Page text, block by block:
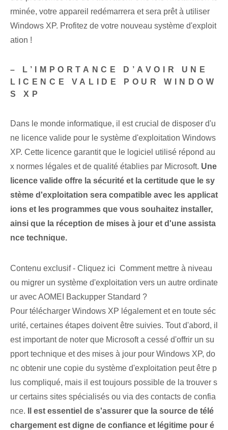
rminée, votre appareil redémarrera et sera prêt à utiliser
Windows XP. Profitez de votre nouveau système d'exploit
ation !
– L’IMPORTANCE D’AVOIR UNE
LICENCE VALIDE POUR WINDOW
S XP
Dans le monde informatique, il est crucial de disposer d'u
ne licence valide pour le système d'exploitation Windows
XP. Cette licence garantit que le logiciel utilisé répond au
x normes légales et de qualité établies par Microsoft. Une
licence valide offre la sécurité et la certitude que le sy
stème d'exploitation sera compatible avec les applicat
ions et les programmes que vous souhaitez installer,
ainsi que la réception de mises à jour et d'une assista
nce technique.
Contenu exclusif - Cliquez ici Comment mettre à niveau
ou migrer un système d'exploitation vers un autre ordinate
ur avec AOMEI Backupper Standard ?
Pour télécharger Windows XP légalement et en toute séc
urité, certaines étapes doivent être suivies. Tout d'abord, il
est important de noter que Microsoft a cessé d'offrir un su
pport technique et des mises à jour pour Windows XP, do
nc obtenir une copie du système d'exploitation peut être p
lus compliqué, mais il est toujours possible de la trouver s
ur certains sites spécialisés ou via des contacts de confia
nce.
Il est essentiel de s'assurer que la source de télé
chargement est digne de confiance⁢ et légitime pour é